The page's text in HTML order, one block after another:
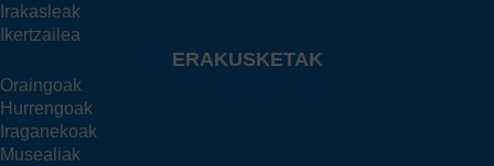
Irakasleak
Ikertzailea
ERAKUSKETAK
Oraingoak
Hurrengoak
Iraganekoak
Musealiak